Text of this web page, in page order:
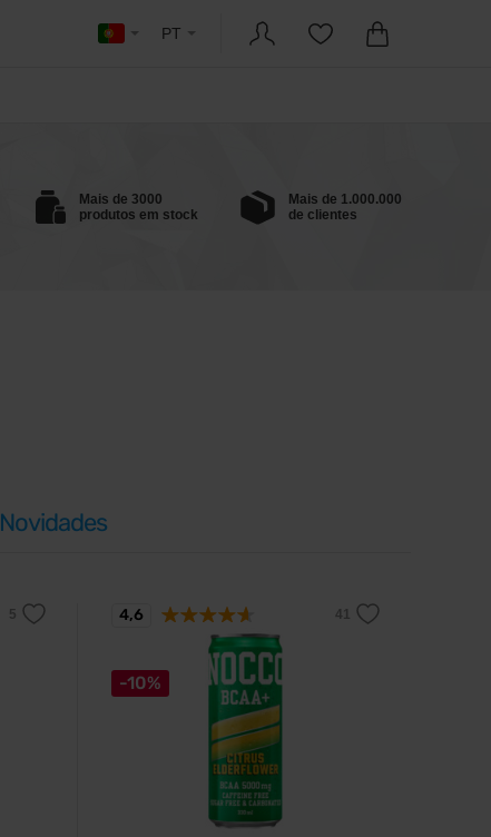
PT
Mais de 3000
produtos em stock
Mais de 1.000.000
de clientes
Novidades
-10%
4,6